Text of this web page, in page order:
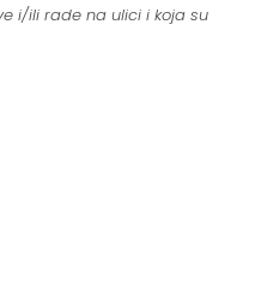
i/ili rade na ulici i koja su